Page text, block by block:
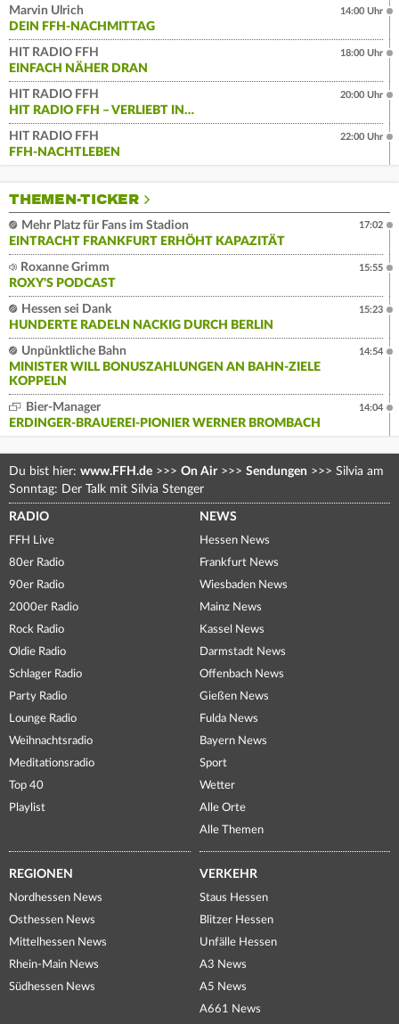
Marvin Ulrich
DEIN FFH-NACHMITTAG
14:00 Uhr
HIT RADIO FFH
EINFACH NÄHER DRAN
18:00 Uhr
HIT RADIO FFH
HIT RADIO FFH – VERLIEBT IN…
20:00 Uhr
HIT RADIO FFH
FFH-NACHTLEBEN
22:00 Uhr
THEMEN-TICKER
Mehr Platz für Fans im Stadion
EINTRACHT FRANKFURT ERHÖHT KAPAZITÄT
17:02
Roxanne Grimm
ROXY'S PODCAST
15:55
Hessen sei Dank
HUNDERTE RADELN NACKIG DURCH BERLIN
15:23
Unpünktliche Bahn
MINISTER WILL BONUSZAHLUNGEN AN BAHN-ZIELE
KOPPELN
14:54
Bier-Manager
ERDINGER-BRAUEREI-PIONIER WERNER BROMBACH
14:04
Du bist hier: www.FFH.de >>> On Air >>> Sendungen >>> Silvia am
Sonntag: Der Talk mit Silvia Stenger
RADIO
FFH Live
80er Radio
90er Radio
2000er Radio
Rock Radio
Oldie Radio
Schlager Radio
Party Radio
Lounge Radio
Weihnachtsradio
Meditationsradio
Top 40
Playlist
NEWS
Hessen News
Frankfurt News
Wiesbaden News
Mainz News
Kassel News
Darmstadt News
Offenbach News
Gießen News
Fulda News
Bayern News
Sport
Wetter
Alle Orte
Alle Themen
REGIONEN
Nordhessen News
Osthessen News
Mittelhessen News
Rhein-Main News
Südhessen News
VERKEHR
Staus Hessen
Blitzer Hessen
Unfälle Hessen
A3 News
A5 News
A661 News